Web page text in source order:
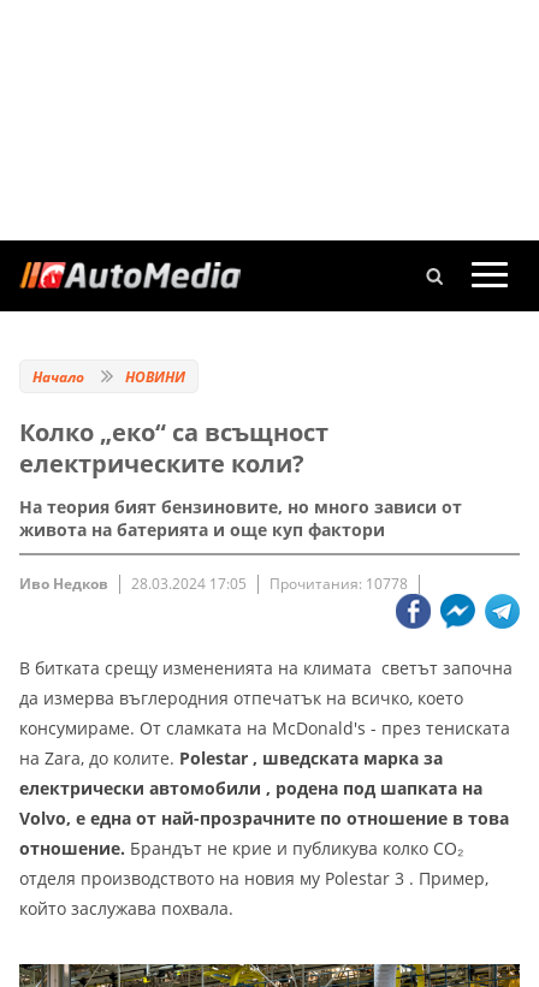
Начало НОВИНИ
Колко „еко“ са всъщност
електрическите коли?
На теория бият бензиновите, но много зависи от
живота на батерията и още куп фактори
Иво Недков 28.03.2024 17:05 Прочитания: 10778
В битката срещу измененията на климата светът започна
да измерва въглеродния отпечатък на всичко, което
консумираме. От сламката на McDonald's - през тениската
на Zara, до колите. Polestar , шведската марка за
електрически автомобили , родена под шапката на
Volvo, е една от най-прозрачните по отношение в това
отношение. Брандът не крие и публикува колко CO₂
отделя производството на новия му Polestar 3 . Пример,
който заслужава похвала.